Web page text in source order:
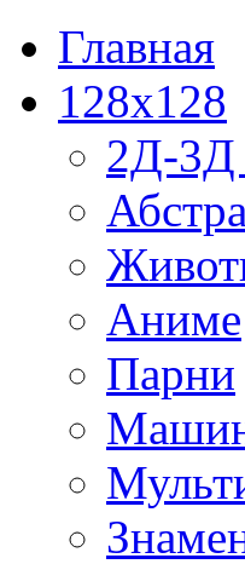
Главная
128x128
2Д-3Д
Аниме
Парни